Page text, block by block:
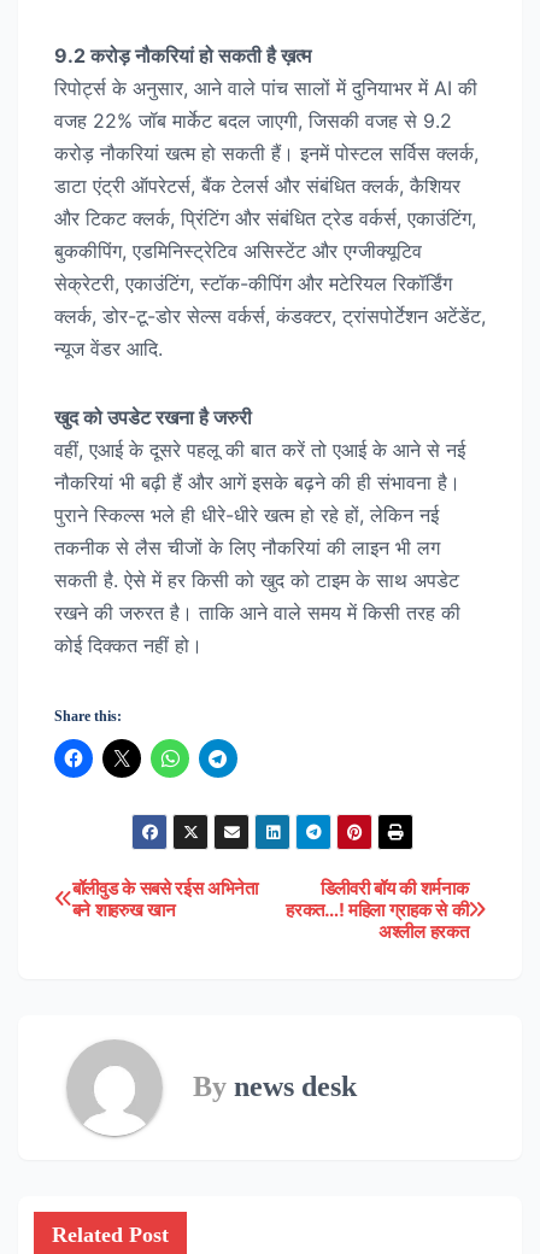
9.2 करोड़ नौकरियां हो सकती है ख़त्म
रिपोर्ट्स के अनुसार, आने वाले पांच सालों में दुनियाभर में AI की
वजह 22% जॉब मार्केट बदल जाएगी, जिसकी वजह से 9.2
करोड़ नौकरियां खत्म हो सकती हैं। इनमें पोस्टल सर्विस क्लर्क,
डाटा एंट्री ऑपरेटर्स, बैंक टेलर्स और संबंधित क्लर्क, कैशियर
और टिकट क्लर्क, प्रिंटिंग और संबंधित ट्रेड वर्कर्स, एकाउंटिंग,
बुककीपिंग, एडमिनिस्ट्रेटिव असिस्टेंट और एग्जीक्यूटिव
सेक्रेटरी, एकाउंटिंग, स्टॉक-कीपिंग और मटेरियल रिकॉर्डिंग
क्लर्क, डोर-टू-डोर सेल्स वर्कर्स, कंडक्टर, ट्रांसपोर्टेशन अटेंडेंट,
न्यूज वेंडर आदि.
खुद को उपडेट रखना है जरुरी
वहीं, एआई के दूसरे पहलू की बात करें तो एआई के आने से नई
नौकरियां भी बढ़ी हैं और आगें इसके बढ़ने की ही संभावना है।
पुराने स्किल्स भले ही धीरे-धीरे खत्म हो रहे हों, लेकिन नई
तकनीक से लैस चीजों के लिए नौकरियां की लाइन भी लग
सकती है. ऐसे में हर किसी को खुद को टाइम के साथ अपडेट
रखने की जरुरत है। ताकि आने वाले समय में किसी तरह की
कोई दिक्कत नहीं हो।
Share this:
Post
डिलीवरी बॉय की शर्मनाक
हरकत…! महिला ग्राहक से की
अश्लील हरकत
बॉलीवुड के सबसे रईस अभिनेता
बने शाहरुख खान
By news desk
Related Post